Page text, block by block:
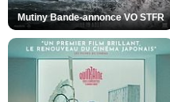
Mutiny Bande-annonce VO STFR